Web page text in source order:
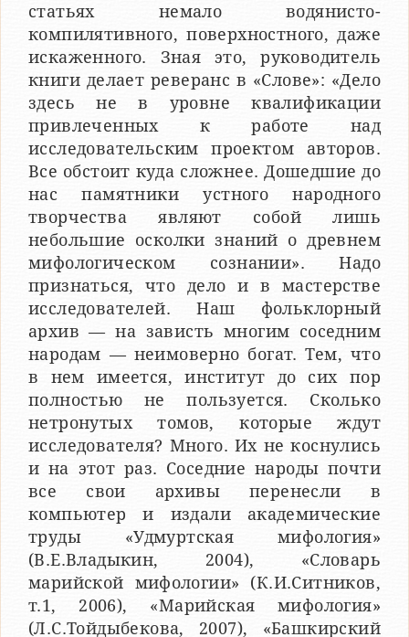
статьях немало водянисто-
компилятивного, поверхностного, даже
искаженного. Зная это, руководитель
книги делает реверанс в «Слове»: «Дело
здесь не в уровне квалификации
привлеченных к работе над
исследовательским проектом авторов.
Все обстоит куда сложнее. Дошедшие до
нас памятники устного народного
творчества являют собой лишь
небольшие осколки знаний о древнем
мифологическом сознании». Надо
признаться, что дело и в мастерстве
исследователей. Наш фольклорный
архив — на зависть многим соседним
народам — неимоверно богат. Тем, что
в нем имеется, институт до сих пор
полностью не пользуется. Сколько
нетронутых томов, которые ждут
исследователя? Много. Их не коснулись
и на этот раз. Соседние народы почти
все свои архивы перенесли в
компьютер и издали академические
труды «Удмуртская мифология»
(В.Е.Владыкин, 2004), «Словарь
марийской мифологии» (К.И.Ситников,
т.1, 2006), «Марийская мифология»
(Л.С.Тойдыбекова, 2007), «Башкирский